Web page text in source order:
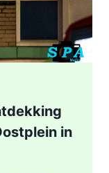
in